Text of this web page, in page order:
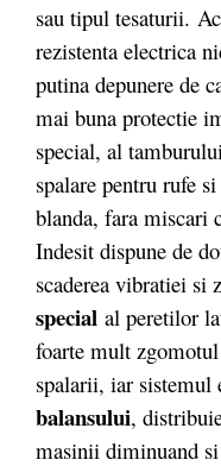
sau tipul tesaturii.
rezistenta electrica
putina depunere de
mai buna protectie
special, al
spalare pentru rufe
blanda, fara miscari
Indesit dispune de
scaderea vibratiei si
special al peretilor
foarte mult
spalarii, iar sistemul
balansului,
masinii diminuand